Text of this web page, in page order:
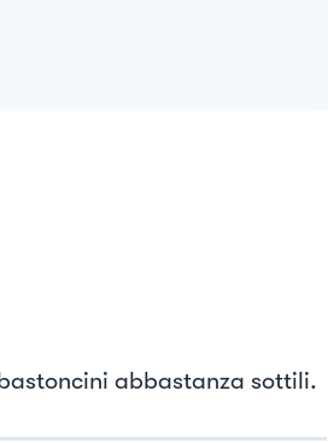
abbastanza sottili.